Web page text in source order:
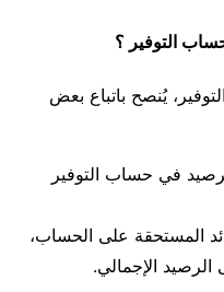
التوفير ؟
يُنصح باتباع بعض
في حساب التوفير
المستحقة على الحساب،
الإجمالي.